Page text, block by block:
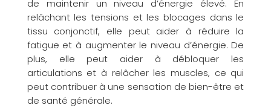
de maintenir un niveau d’énergie élevé. En
relâchant les tensions et les blocages dans le
tissu conjonctif, elle peut aider à réduire la
fatigue et à augmenter le niveau d’énergie. De
plus, elle peut aider à débloquer les
articulations et à relâcher les muscles, ce qui
peut contribuer à une sensation de bien-être et
de santé générale.